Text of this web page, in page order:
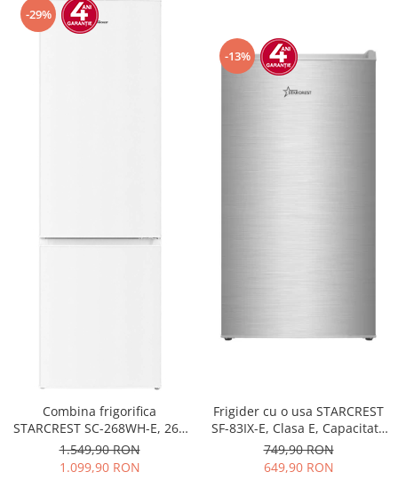
-29%
Combina frigorifica
STARCREST SC-268WH-E, 268
L, Clasa E, Less Frost,
Termostat reglabil, Iluminare
LED, Picioare ajustabile, Usi
1.549,90 RON
1.099,90 RON
-13%
Frigider cu o usa STARCREST
SF-83IX-E, Clasa E, Capacitate
83L, Iluminare interioara,
Compartiment gheata, H 85
cm, Inox
749,90 RON
649,90 RON